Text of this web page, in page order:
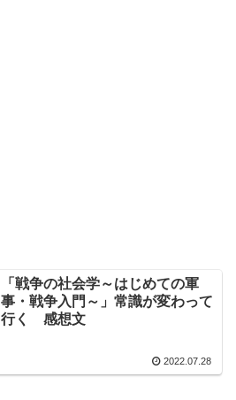
「戦争の社会学～はじめての軍
事・戦争入門～」常識が変わって
行く 感想文
2022.07.28